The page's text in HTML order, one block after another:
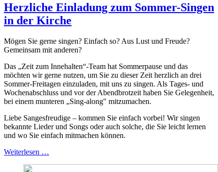
Herzliche Einladung zum Sommer-Singen
in der Kirche
Mögen Sie gerne singen? Einfach so? Aus Lust und Freude?
Gemeinsam mit anderen?
Das „Zeit zum Innehalten“-Team hat Sommerpause und das
möchten wir gerne nutzen, um Sie zu dieser Zeit herzlich an drei
Sommer-Freitagen einzuladen, mit uns zu singen. Als Tages- und
Wochenabschluss und vor der Abendbrotzeit haben Sie Gelegenheit,
bei einem munteren „Sing-along" mitzumachen.
Liebe Sangesfreudige – kommen Sie einfach vorbei! Wir singen
bekannte Lieder und Songs oder auch solche, die Sie leicht lernen
und wo Sie einfach mitmachen können.
Weiterlesen …